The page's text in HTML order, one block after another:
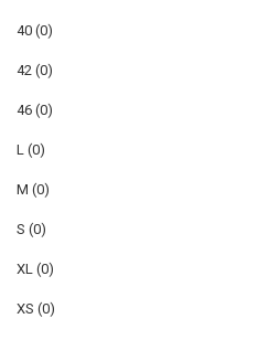
40 (0)
42 (0)
46 (0)
L (0)
M (0)
S (0)
XL (0)
XS (0)